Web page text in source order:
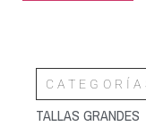
TALLAS GRANDES